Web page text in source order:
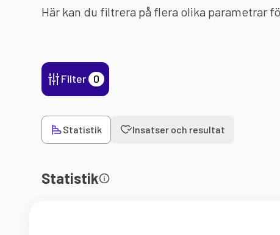
Här kan du filtrera på flera olika parametrar
Filter 0
Statistik Insatser och resultat
Statistik